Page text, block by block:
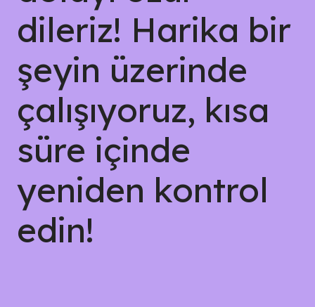
dileriz! Harika bir
şeyin üzerinde
çalışıyoruz, kısa
süre içinde
yeniden kontrol
edin!